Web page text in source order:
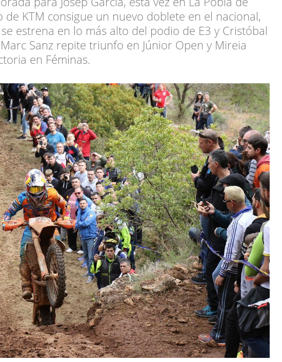
de KTM consigue un nuevo doblete en el nacional,
estrena en lo más alto del podio de E3 y Cristóbal
Sanz repite triunfo en Júnior Open y Mireia
en Féminas.